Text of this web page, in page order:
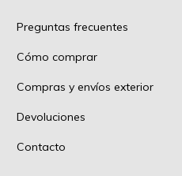
Preguntas frecuentes
Cómo comprar
Compras y envíos exterior
Devoluciones
Contacto